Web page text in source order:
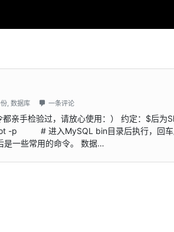
数据库 一条评论
亲手检验过，请放心使用：） 约定：$后为
-p # 进入MySQL bin目录后执行，回车
是一些常用的命令。 数据…